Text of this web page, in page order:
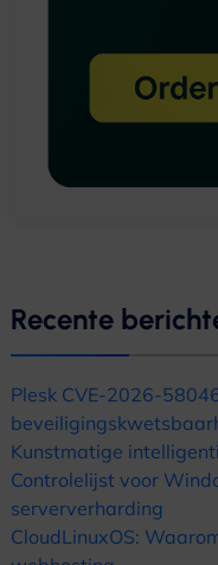
Recente
Plesk CVE-2026-
Kunstmatige
Controlelijst voor
serververharding
CloudLinuxOS: